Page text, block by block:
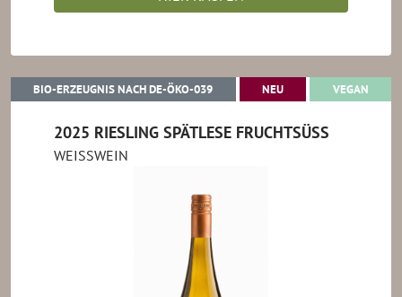
BIO-ERZEUGNIS NACH DE-ÖKO-039BIO-ERZEUGNIS NACH DE-ÖKO-039
NEUNEU VEGAN
2025 RIESLING SPÄTLESE FRUCHTSÜSS
WEISSWEIN